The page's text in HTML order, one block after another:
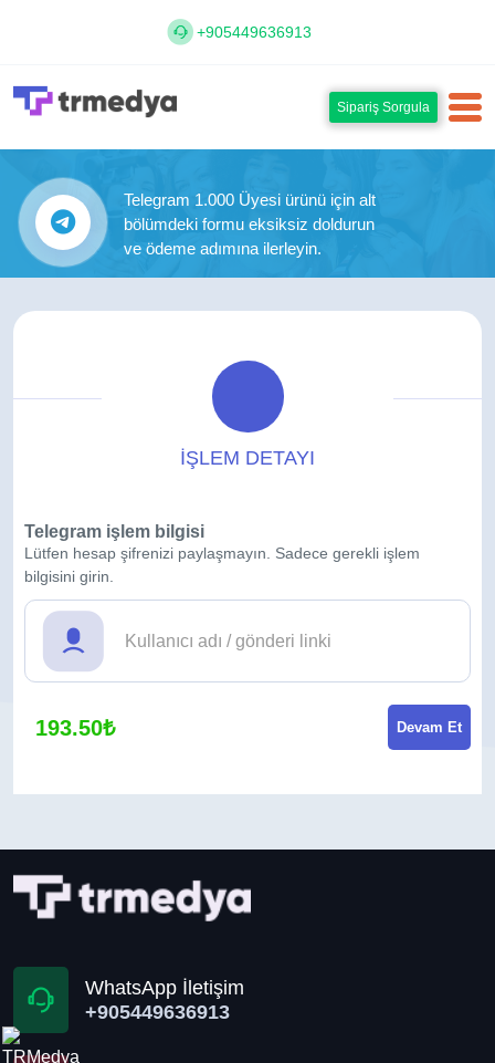
+905449636913
Sipariş Sorgula
Telegram 1.000 Üyesi ürünü için alt
bölümdeki formu eksiksiz doldurun
ve ödeme adımına ilerleyin.
İŞLEM DETAYI
Telegram işlem bilgisi
Lütfen hesap şifrenizi paylaşmayın. Sadece gerekli işlem
bilgisini girin.
193.50₺ Devam Et
WhatsApp İletişim
+905449636913